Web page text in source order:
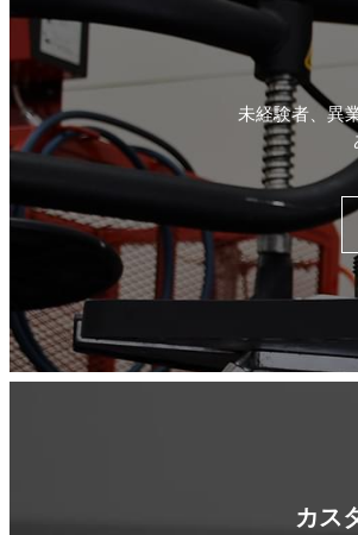
未経験者、異
カス